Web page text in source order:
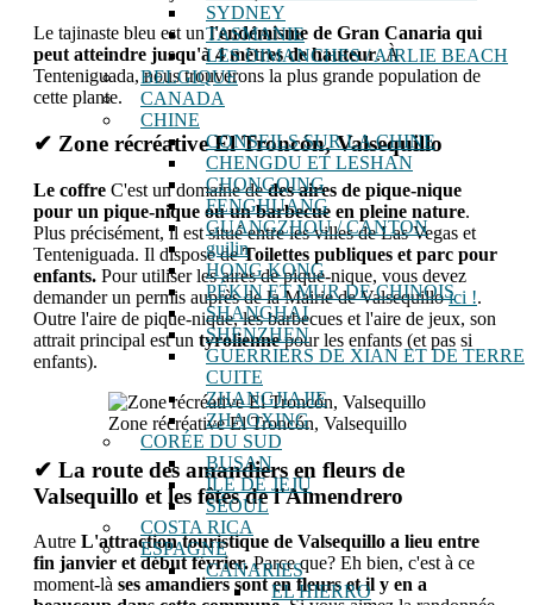
SYDNEY
TASMANIE
LES DIMANCHES / AIRLIE BEACH
BELGIQUE
CANADA
CHINE
CONSEILS SUR LA CHINE
CHENGDU ET LESHAN
CHONGQING
FENGHUANG
GUANGZHOU / CANTON
guilin
HONG KONG
PÉKIN ET MUR DE CHINOIS
SHANGHAI
SHENZHEN
GUERRIERS DE XIAN ET DE TERRE
CUITE
ZHANGJIAJIE
ZHAOXING
CORÉE DU SUD
BUSAN
ÎLE DE JEJU
SÉOUL
COSTA RICA
ESPAGNE
CANARIES
EL HIERRO
Le tajinaste bleu est unl'endémisme de Gran Canaria qui
peut atteindre jusqu'à 4 mètres de hauteur. À
Tenteniguada, nous trouverons la plus grande population de
cette plante.
✔ Zone récréative El Troncón, Valsequillo
Le coffre C'est un domaine dedes aires de pique-nique
pour un pique-nique ou un barbecue en pleine nature.
Plus précisément, il est situé entre les villes de Las Vegas et
Tenteniguada. Il dispose deToilettes publiques et parc pour
enfants. Pour utiliser les aires de pique-nique, vous devez
demander un permis auprès de la Mairie de Valsequilloici !.
Outre l'aire de pique-nique, les barbecues et l'aire de jeux, son
attrait principal est un tyroliennepour les enfants (et pas si
enfants).
Zone récréative El Troncón, Valsequillo
✔ La route des amandiers en fleurs de
Valsequillo et les fêtes de l'Almendrero
Autre L'attraction touristique de Valsequillo a lieu entre
fin janvier et début février.Parce que? Eh bien, c'est à ce
moment-là ses amandiers sont en fleurs et il y en a